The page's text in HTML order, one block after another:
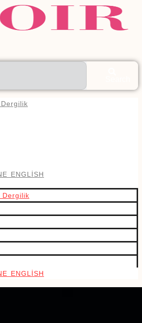
ENGLİSH
Dergilik
ENGLİSH